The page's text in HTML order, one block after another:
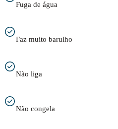
Fuga de água
Faz muito barulho
Não liga
Não congela